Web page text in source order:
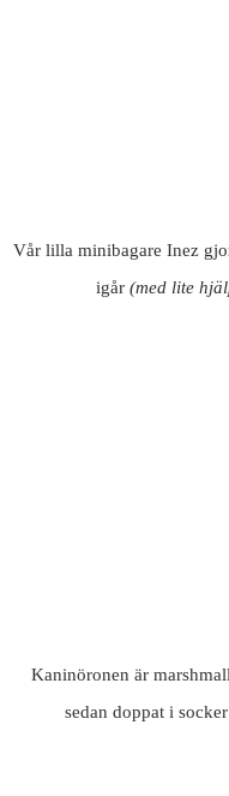
Vår lilla minibagare Inez
igår (med lite
Kaninöronen är
sedan doppat i